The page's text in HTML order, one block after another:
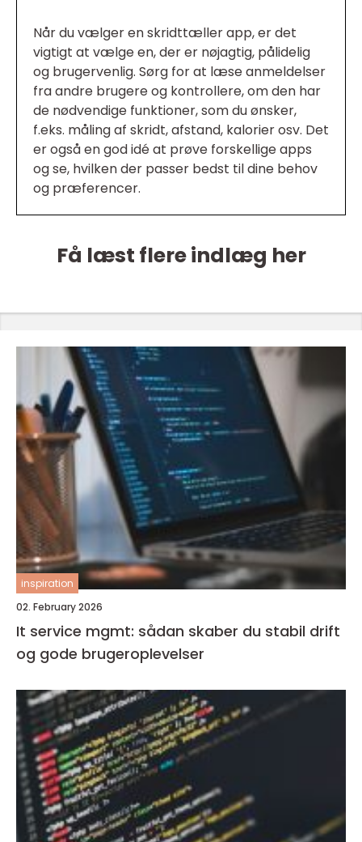
Når du vælger en skridttæller app, er det
vigtigt at vælge en, der er nøjagtig, pålidelig
og brugervenlig. Sørg for at læse anmeldelser
fra andre brugere og kontrollere, om den har
de nødvendige funktioner, som du ønsker,
f.eks. måling af skridt, afstand, kalorier osv. Det
er også en god idé at prøve forskellige apps
og se, hvilken der passer bedst til dine behov
og præferencer.
Få læst flere indlæg her
inspiration
02. February 2026
It service mgmt: sådan skaber du stabil drift
og gode brugeroplevelser